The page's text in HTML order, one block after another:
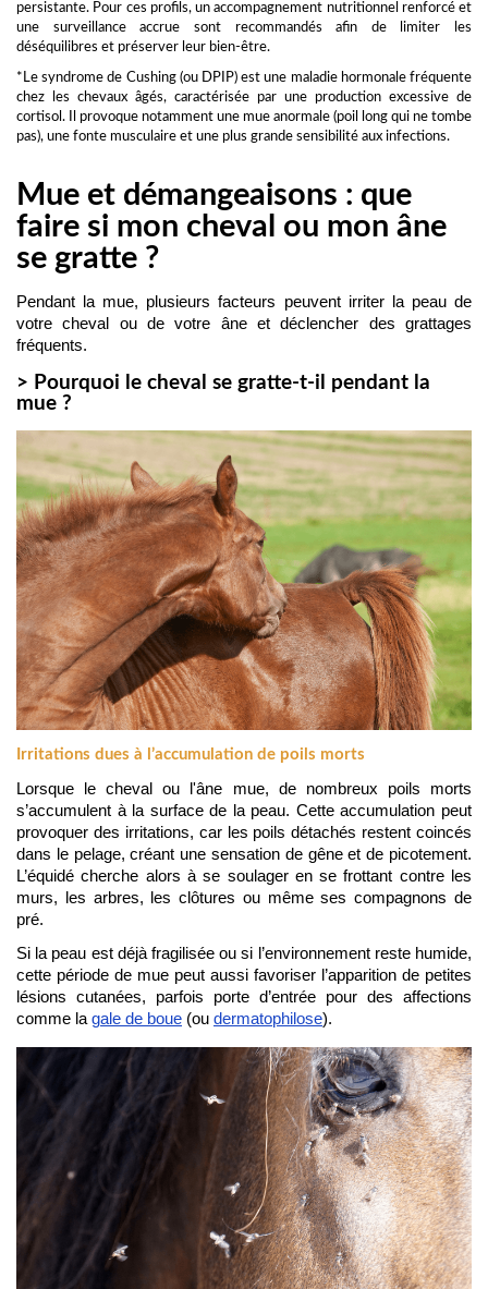
persistante. Pour ces profils, un accompagnement nutritionnel renforcé et
une surveillance accrue sont recommandés afin de limiter les
déséquilibres et préserver leur bien-être.
*Le syndrome de Cushing (ou DPIP) est une maladie hormonale fréquente
chez les chevaux âgés, caractérisée par une production excessive de
cortisol. Il provoque notamment une mue anormale (poil long qui ne tombe
pas), une fonte musculaire et une plus grande sensibilité aux infections.
Mue et démangeaisons : que
faire si mon cheval ou mon âne
se gratte ?
Pendant la mue, plusieurs facteurs peuvent irriter la peau de
votre cheval ou de votre âne et déclencher des grattages
fréquents.
> Pourquoi le cheval se gratte-t-il pendant la
mue ?
Irritations dues à l’accumulation de poils morts
Lorsque le cheval ou l'âne mue, de nombreux poils morts
s’accumulent à la surface de la peau. Cette accumulation peut
provoquer des irritations, car les poils détachés restent coincés
dans le pelage, créant une sensation de gêne et de picotement.
L’équidé cherche alors à se soulager en se frottant contre les
murs, les arbres, les clôtures ou même ses compagnons de
pré.
Si la peau est déjà fragilisée ou si l’environnement reste humide,
cette période de mue peut aussi favoriser l’apparition de petites
lésions cutanées, parfois porte d’entrée pour des affections
comme la gale de boue (ou dermatophilose).